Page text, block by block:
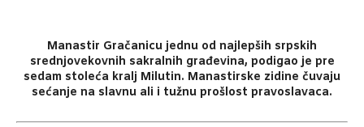
Manastir Gračanicu jednu od najlepših srpskih
srednjovekovnih sakralnih građevina, podigao je pre
sedam stoleća kralj Milutin. Manastirske zidine čuvaju
sećanje na slavnu ali i tužnu prošlost pravoslavaca.